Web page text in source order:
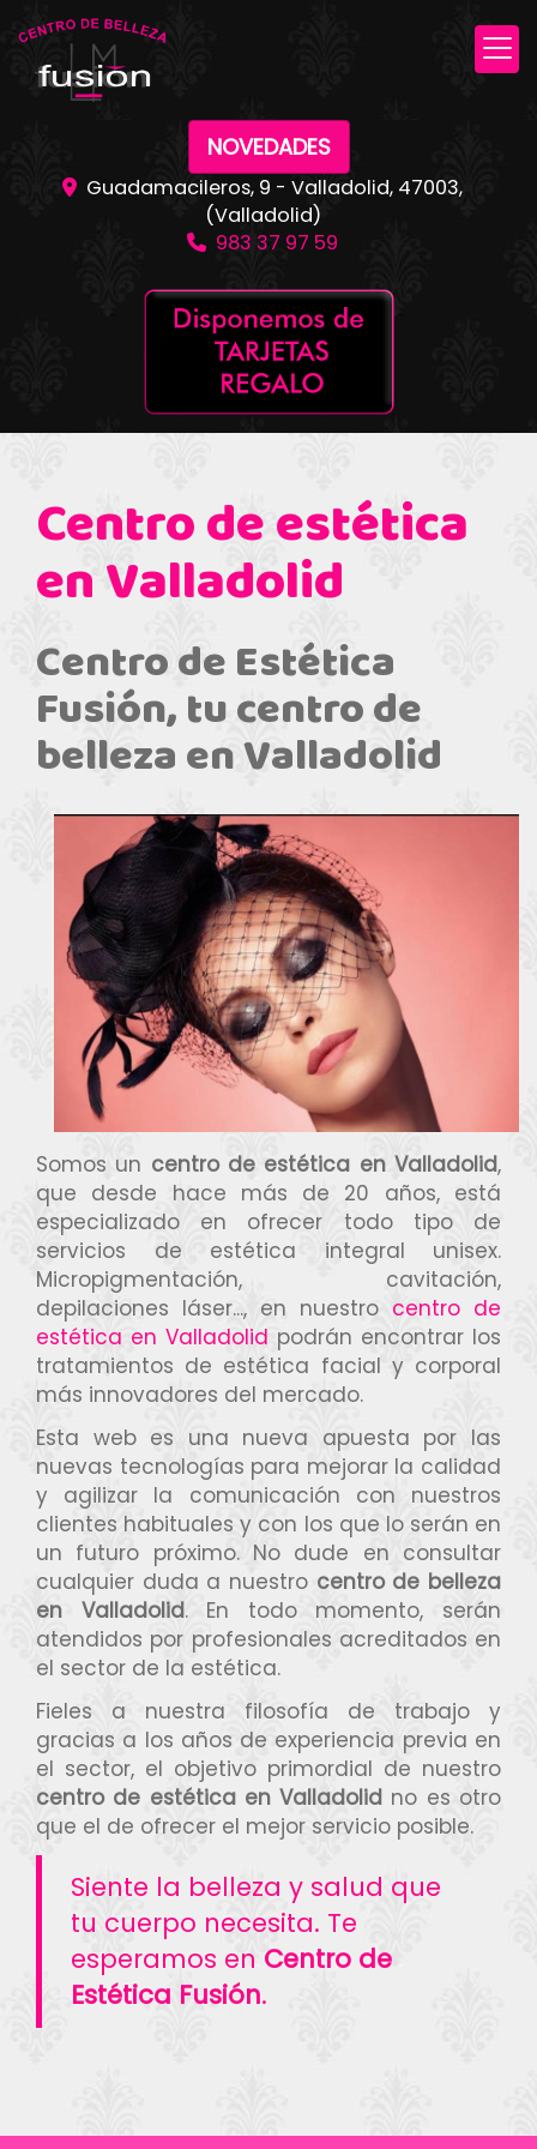
NOVEDADES
Guadamacileros, 9 - Valladolid, 47003,
(Valladolid)
983 37 97 59
Centro de estética
en Valladolid
Centro de Estética
Fusión, tu centro de
belleza en Valladolid
Somos un centro de estética en Valladolid,
que desde hace más de 20 años, está
especializado en ofrecer todo tipo de
servicios de estética integral unisex.
Micropigmentación, cavitación,
depilaciones láser..., en nuestro centro de
estética en Valladolid podrán encontrar los
tratamientos de estética facial y corporal
más innovadores del mercado.
Esta web es una nueva apuesta por las
nuevas tecnologías para mejorar la calidad
y agilizar la comunicación con nuestros
clientes habituales y con los que lo serán en
un futuro próximo. No dude en consultar
cualquier duda a nuestro centro de belleza
en Valladolid. En todo momento, serán
atendidos por profesionales acreditados en
el sector de la estética.
Fieles a nuestra filosofía de trabajo y
gracias a los años de experiencia previa en
el sector, el objetivo primordial de nuestro
centro de estética en Valladolid no es otro
que el de ofrecer el mejor servicio posible.
Siente la belleza y salud que
tu cuerpo necesita. Te
esperamos en Centro de
Estética Fusión.